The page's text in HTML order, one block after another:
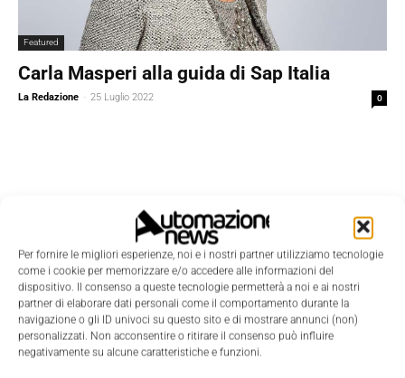
Per fornire le migliori esperienze, noi e i nostri partner utilizziamo tecnologie
come i cookie per memorizzare e/o accedere alle informazioni del
dispositivo. Il consenso a queste tecnologie permetterà a noi e ai nostri
partner di elaborare dati personali come il comportamento durante la
navigazione o gli ID univoci su questo sito e di mostrare annunci (non)
personalizzati. Non acconsentire o ritirare il consenso può influire
negativamente su alcune caratteristiche e funzioni.
Featured
Carla Masperi alla guida di Sap Italia
La Redazione - 25 Luglio 2022 0